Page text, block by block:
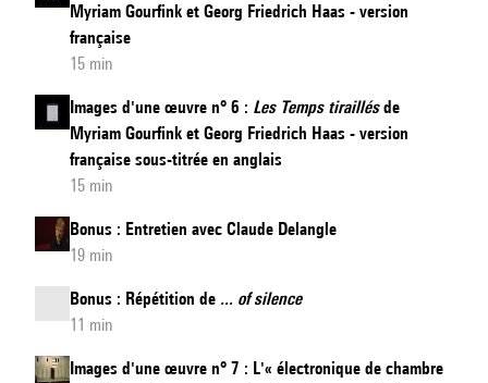
Myriam Gourfink et Georg Friedrich Haas - version
française
15 min
Images d'une œuvre n° 6 : Les Temps tiraillésde
Myriam Gourfink et Georg Friedrich Haas - version
française sous-titrée en anglais
15 min
Bonus : Entretien avec Claude Delangle
19 min
Bonus : Répétition de ... of silence
11 min
Images d'une œuvre n° 7 : L'« électronique de chambre